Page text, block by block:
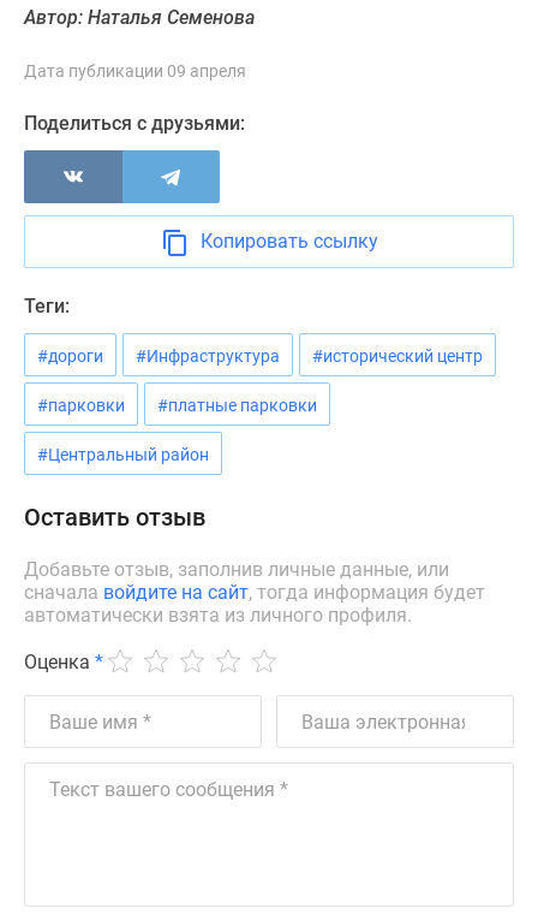
рынка
новостроек
комнатные
Субсидированная
застройщиком
Ипотечный
калькулятор
Новости
недвижимости
Новостройки
Ленинградской
ИТ-
Квартиры
Новостройки
премиум-
Новостройки
Автор: Наталья Семенова
Дата публикации 09 апреля
Поделиться с друзьями:
Копировать ссылку
Теги:
#дороги #Инфраструктура #исторический центр
#парковки #платные парковки
#Центральный район
Оставить отзыв
Добавьте отзыв, заполнив личные данные, или
сначала войдите на сайт, тогда информация будет
автоматически взята из личного профиля.
Оценка *